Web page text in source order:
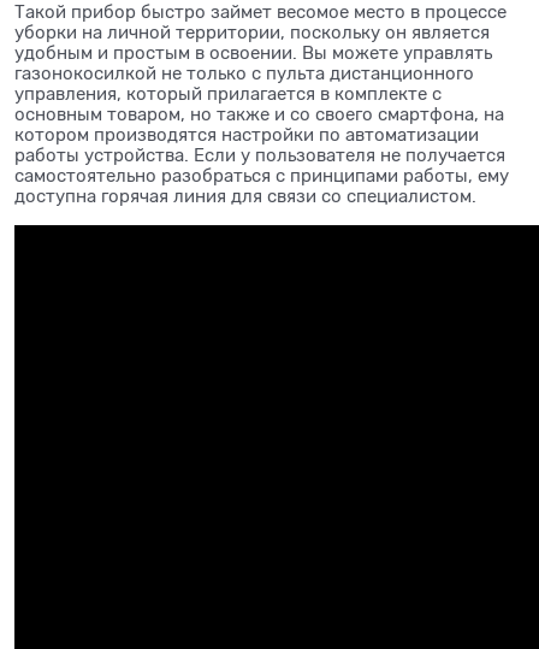
Такой прибор быстро займет весомое место в процессе
уборки на личной территории, поскольку он является
удобным и простым в освоении. Вы можете управлять
газонокосилкой не только с пульта дистанционного
управления, который прилагается в комплекте с
основным товаром, но также и со своего смартфона, на
котором производятся настройки по автоматизации
работы устройства. Если у пользователя не получается
самостоятельно разобраться с принципами работы, ему
доступна горячая линия для связи со специалистом.